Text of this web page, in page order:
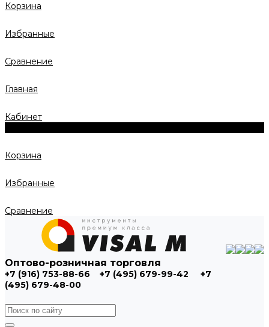
Корзина
Избранные
Сравнение
Главная
Кабинет
Корзина
Избранные
Сравнение
Оптово-розничная торговля
+7 (916) 753-88-66 +7 (495) 679-99-42
+7
(495) 679-48-00